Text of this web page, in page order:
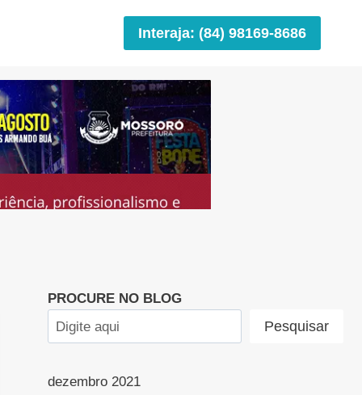
Interaja: (84) 98169-8686
PROCURE NO BLOG
Pesquisar
dezembro 2021